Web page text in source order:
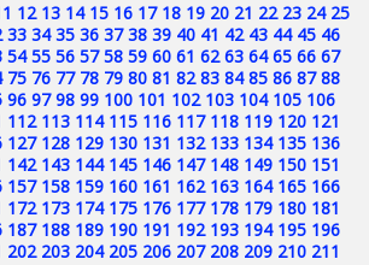
12 13 14 15 16 17 18 19 20 21 22 23 24 25
33 34 35 36 37 38 39 40 41 42 43 44 45 46
54 55 56 57 58 59 60 61 62 63 64 65 66 67
75 76 77 78 79 80 81 82 83 84 85 86 87 88
96 97 98 99 100 101 102 103 104 105 106
112 113 114 115 116 117 118 119 120 121
127 128 129 130 131 132 133 134 135 136
142 143 144 145 146 147 148 149 150 151
157 158 159 160 161 162 163 164 165 166
172 173 174 175 176 177 178 179 180 181
187 188 189 190 191 192 193 194 195 196
202 203 204 205 206 207 208 209 210 211